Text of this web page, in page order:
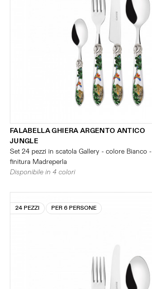
FALABELLA GHIERA ARGENTO ANTICO
JUNGLE
Set 24 pezzi in scatola Gallery - colore Bianco -
finitura Madreperla
Disponibile in 4 colori
24 PEZZI PER 6 PERSONE